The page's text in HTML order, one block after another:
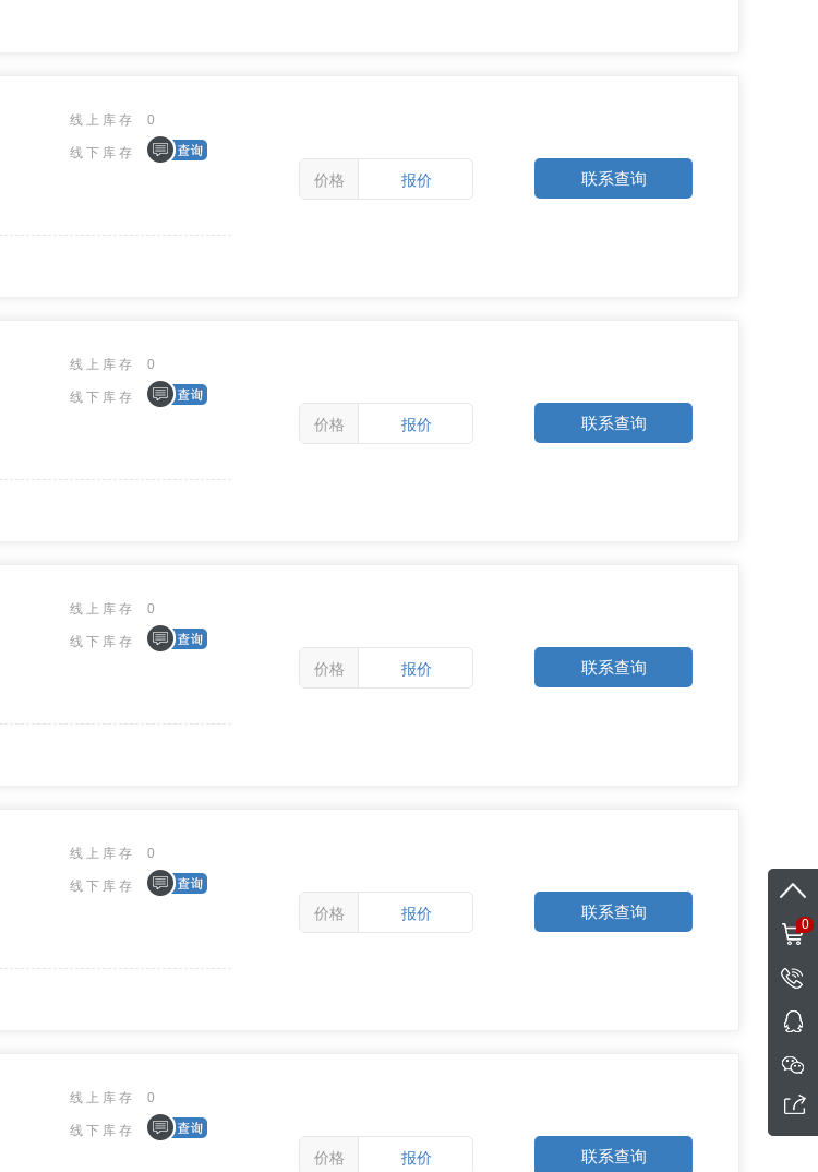
线上库存 0
线下库存
价格 报价 联系查询
线上库存 0
线下库存
价格 报价 联系查询
线上库存 0
线下库存
价格 报价 联系查询
线上库存 0
线下库存
价格 报价 联系查询
线上库存 0
线下库存
价格 报价 联系查询
0